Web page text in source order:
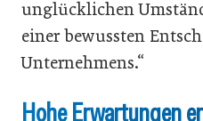
unglücklichen
einer bewussten
Unternehmens.“
Hohe Erwartungen